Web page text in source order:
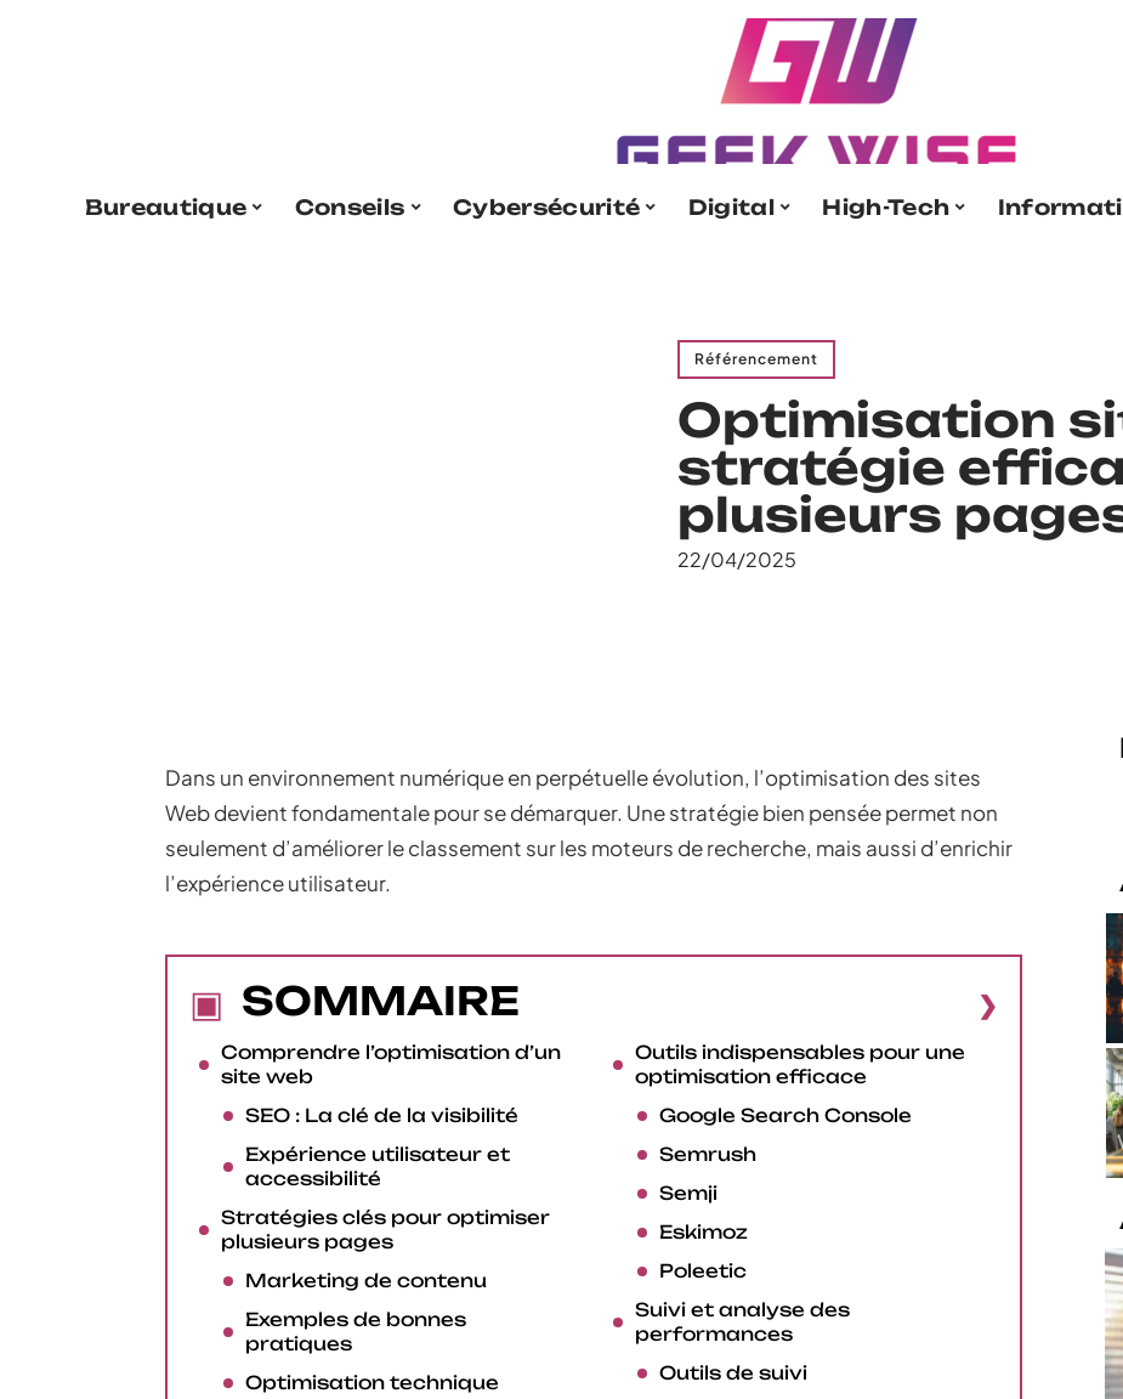
Bureautique Conseils Cybersécurité Digital High-Tech
Référencement
Optimisation
stratégie
plusieurs
22/04/2025
Dans un environnement numérique en perpétuelle évolution, l’optimisation des sites
Web devient fondamentale pour se démarquer. Une stratégie bien pensée permet non
seulement d’améliorer le classement sur les moteurs de recherche, mais aussi d’enrichir
l’expérience utilisateur.
SOMMAIRE
Comprendre l’optimisation d’un
site web
SEO : La clé de la visibilité
Expérience utilisateur et
accessibilité
Stratégies clés pour optimiser
plusieurs pages
Marketing de contenu
Exemples de bonnes
pratiques
Optimisation technique
Outils indispensables pour une
optimisation efficace
Google Search Console
Semrush
Semji
Eskimoz
Poleetic
Suivi et analyse des
performances
Outils de suivi